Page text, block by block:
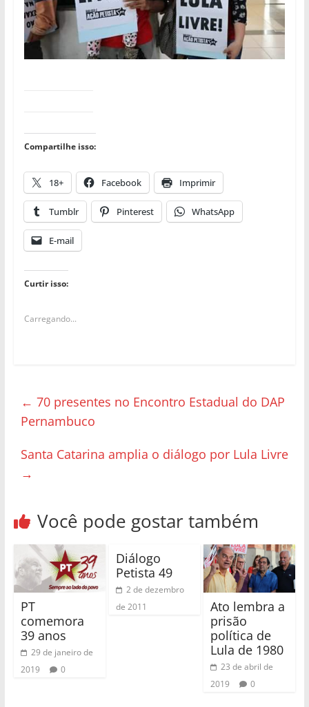
Compartilhe isso:
18+ Facebook Imprimir
Tumblr Pinterest WhatsApp
E-mail
Curtir isso:
Carregando...
← 70 presentes no Encontro Estadual do DAP
Pernambuco
Santa Catarina amplia o diálogo por Lula Livre
→
Você pode gostar também
PT
comemora
39 anos
29 de janeiro de
2019
0
Diálogo
Petista 49
2 de dezembro
de 2011
Ato lembra a
prisão
política de
Lula de 1980
23 de abril de
2019
0